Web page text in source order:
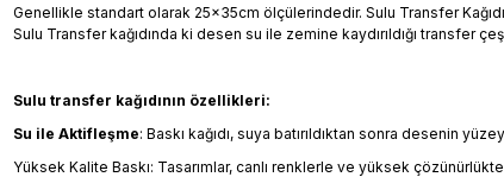
Genellikle standart olarak 25x35cm ölçülerindedir. Sulu Transfer
Sulu Transfer kağıdında ki desen su ile zemine kaydırıldığı transfer
Sulu transfer kağıdının özellikleri:
Su ile Aktifleşme: Baskı kağıdı, suya batırıldıktan sonra desenin
Yüksek Kalite Baskı: Tasarımlar, canlı renklerle ve yüksek çözünürlükte